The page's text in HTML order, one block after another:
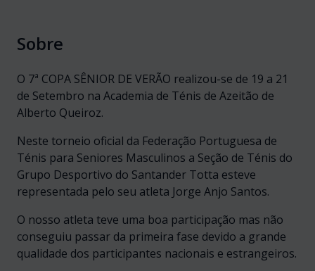
Sobre
O 7ª COPA SÊNIOR DE VERÃO realizou-se de 19 a 21
de Setembro na Academia de Ténis de Azeitão de
Alberto Queiroz.
Neste torneio oficial da Federação Portuguesa de
Ténis para Seniores Masculinos a Seção de Ténis do
Grupo Desportivo do Santander Totta esteve
representada pelo seu atleta Jorge Anjo Santos.
O nosso atleta teve uma boa participação mas não
conseguiu passar da primeira fase devido a grande
qualidade dos participantes nacionais e estrangeiros.